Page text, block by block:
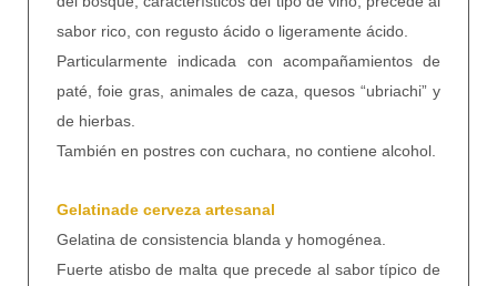
sabor rico, con regusto ácido o ligeramente ácido.
Particularmente indicada con acompañamientos de
paté, foie gras, animales de caza, quesos “ubriachi” y
de hierbas.
También en postres con cuchara, no contiene alcohol.
Gelatinade cerveza artesanal
Gelatina de consistencia blanda y homogénea.
Fuerte atisbo de malta que precede al sabor típico de